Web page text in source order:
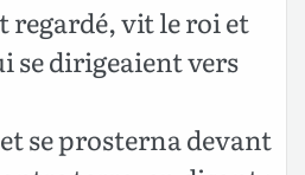
regardé, vit le roi et
se dirigeaient vers
se prosterna devant